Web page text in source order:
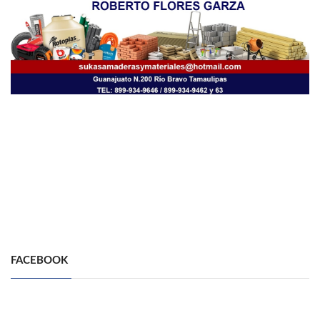
FACEBOOK